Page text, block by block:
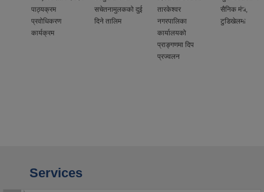
पाठ्यक्रम
प्रवोधिकरण
कार्यक्रम
सचेतनामुलकको दुई
दिने तालिम
तारकेश्वर
नगरपालिका
कार्यालयको
प्राङ्गणमा दिप
प्रज्वलन
सैनिक मंच,
टुडिखेलमा
Services